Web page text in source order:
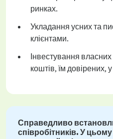
ринках.
Укладання усних та
клієнтами.
Інвестування власних
коштів, їм довірених,
Справедливо
співробітників. У